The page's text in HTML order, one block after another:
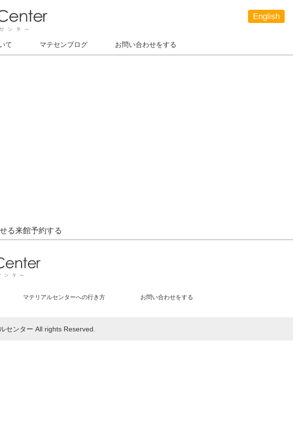
English
て マテセンブログ お問い合わせをする
る来館予約する
マテリアルセンターへの行き方 お問い合わせをする
センター All rights Reserved.